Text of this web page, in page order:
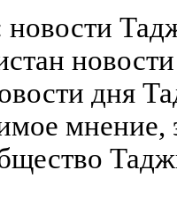
дня